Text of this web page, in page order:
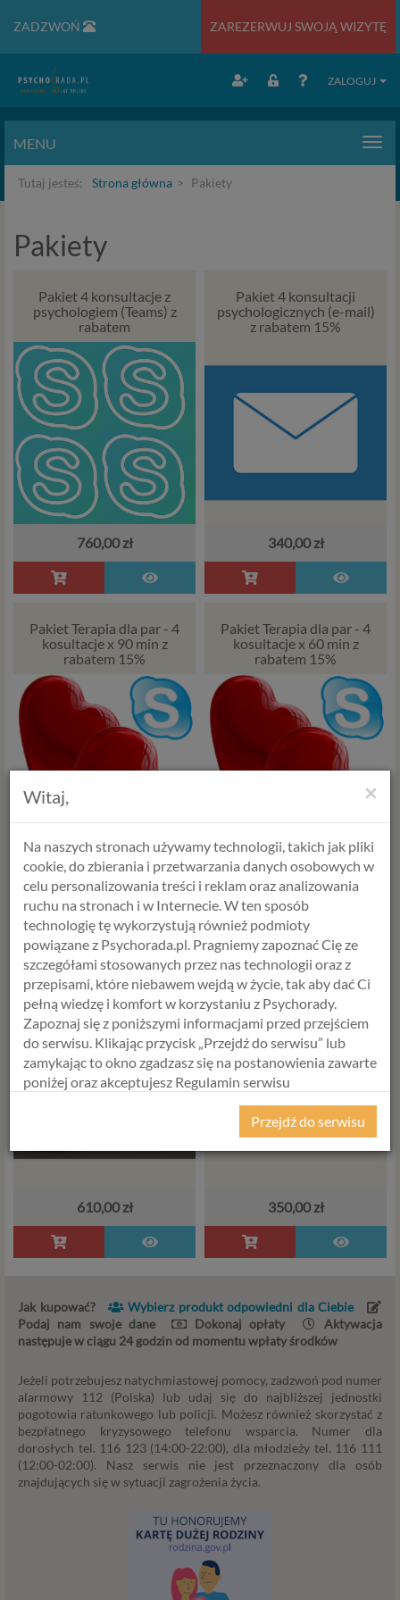
ZADZWOŃ ZAREZERWUJ SWOJĄ WIZYTĘ
ZALOGUJ
MENU
Tutaj jesteś: Strona główna Pakiety
Pakiety
Pakiet 4 konsultacje z
psychologiem (Teams) z
rabatem
760,00 zł
Pakiet 4 konsultacji
psychologicznych (e-mail)
z rabatem 15%
340,00 zł
Pakiet Terapia dla par - 4
kosultacje x 90 min z
rabatem 15%
952,00 zł
Pakiet Terapia dla par - 4
kosultacje x 60 min z
rabatem 15%
850,00 zł
Pakiet 3 konsultacji z
terapeutą uzależnień
610,00 zł
Psychorada dla Firm
350,00 zł
Jak kupować?
Wybierz produkt odpowiedni dla Ciebie
Podaj nam swoje dane
Dokonaj opłaty
Aktywacja
następuje w ciągu 24 godzin od momentu wpłaty środków
Jeżeli potrzebujesz natychmiastowej pomocy, zadzwoń pod numer
alarmowy 112 (Polska) lub udaj się do najbliższej jednostki
pogotowia ratunkowego lub policji. Możesz również skorzystać z
bezpłatnego kryzysowego telefonu wsparcia. Numer dla
dorosłych tel. 116 123 (14:00-22:00), dla młodzieży tel. 116 111
(12:00-02:00). Nasz serwis nie jest przeznaczony dla osób
znajdujących się w sytuacji zagrożenia życia.
×
Witaj,
Na naszych stronach używamy technologii, takich jak pliki
cookie, do zbierania i przetwarzania danych osobowych w
celu personalizowania treści i reklam oraz analizowania
ruchu na stronach i w Internecie. W ten sposób
technologię tę wykorzystują również podmioty
powiązane z Psychorada.pl. Pragniemy zapoznać Cię ze
szczegółami stosowanych przez nas technologii oraz z
przepisami, które niebawem wejdą w życie, tak aby dać Ci
pełną wiedzę i komfort w korzystaniu z Psychorady.
Zapoznaj się z poniższymi informacjami przed przejściem
do serwisu. Klikając przycisk „Przejdź do serwisu” lub
zamykając to okno zgadzasz się na postanowienia zawarte
poniżej oraz akceptujesz Regulamin serwisu
2016/679 z dnia 27 kwietnia 2016 r. w sprawie ochrony
osób fizycznych w związku z przetwarzaniem danych
osobowych i w sprawie swobodnego przepływu takich
identycznym zakresie we wszystkich krajach Unii
Europejskiej, a więc także w Polsce i wprowadza szereg
zmian w zasadach regulujących przetwarzanie danych
życia, w tym na korzystanie z usług internetowych, takich
jak między innymi usługi serwisu Psychorada.pl. W tej
informacji przedstawiamy skrót najważniejszych
zagadnień dotyczących przetwarzania Twoich danych
osobowych, jakie może mieć miejsce po 25 maja 2018 r. w
związku z korzystaniem z naszych usług. Prosimy Cię o jej
Czym są dane osobowe
Dane osobowe to, zgodnie z RODO, informacje o
zidentyfikowanej lub możliwej do zidentyfikowania
Przejdź do serwisu